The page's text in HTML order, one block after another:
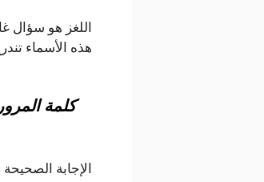
اللغز هو سؤال
هذه الأسماء
كلمة
الإجابة